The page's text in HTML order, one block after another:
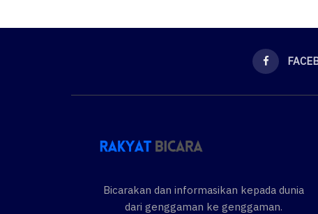
Bicarakan dan informasikan kepada dunia
dari genggaman ke genggaman.